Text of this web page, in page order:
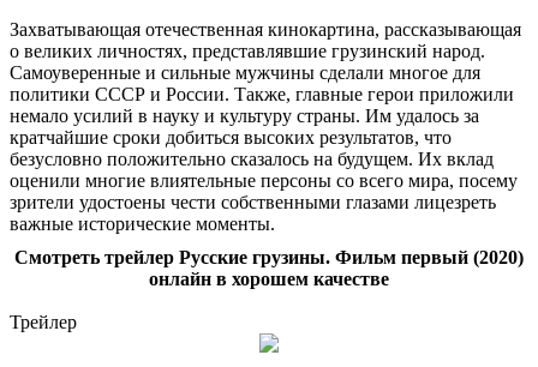
Захватывающая отечественная кинокартина, рассказывающая
о великих личностях, представлявшие грузинский народ.
Самоуверенные и сильные мужчины сделали многое для
политики СССР и России. Также, главные герои приложили
немало усилий в науку и культуру страны. Им удалось за
кратчайшие сроки добиться высоких результатов, что
безусловно положительно сказалось на будущем. Их вклад
оценили многие влиятельные персоны со всего мира, посему
зрители удостоены чести собственными глазами лицезреть
важные исторические моменты.
Смотреть трейлер Русские грузины. Фильм первый (2020)
онлайн в хорошем качестве
Трейлер